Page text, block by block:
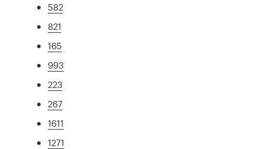
582
821
165
993
223
267
1611
1271